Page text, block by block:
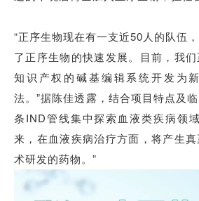
“正序生物现在有一支近50人的队伍
了正序生物的快速发展。目前，我
知识产权的碱基编辑系统开发为
法。”据陈佳透露，结合项目特点及
条IND管线集中探索血液类疾病领
来，在血液疾病治疗方面，将产生
术研发的药物。”